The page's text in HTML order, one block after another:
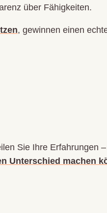
über Fähigkeiten.
, gewinnen einen
Sie Ihre Erfahrungen
Unterschied machen